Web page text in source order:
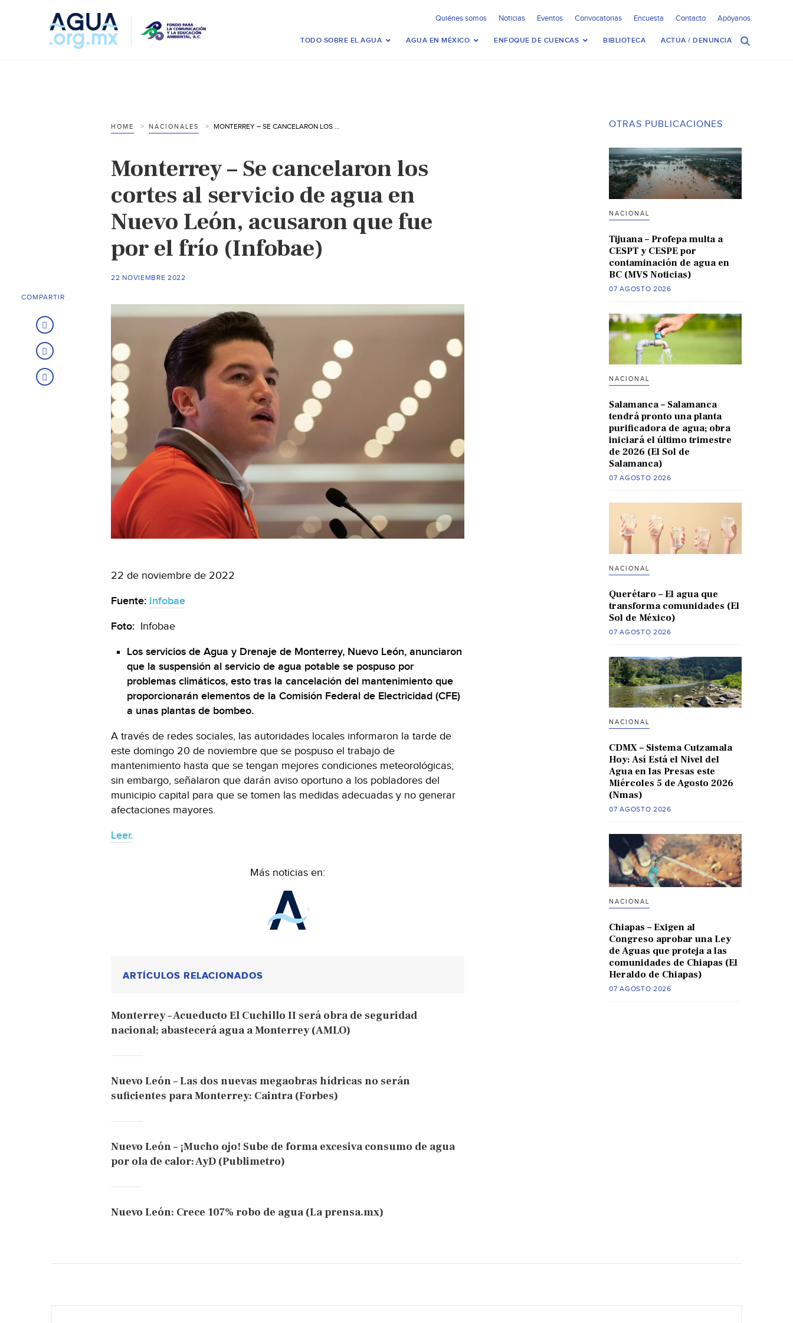
Quiénes somos Noticias Eventos Convocatorias Encuesta Contacto Apóyanos
TODO SOBRE EL AGUA AGUA EN MÉXICO ENFOQUE DE CUENCAS BIBLIOTECA ACTÚA / DENUNCIA
HOME NACIONALES MONTERREY – SE CANCELARON LOS CORTES AL SERVICIO DE AGUA EN NUEVO LEÓN, ACUSARON QUE FUE POR EL FRÍO (INFOBAE)
Monterrey – Se cancelaron los
cortes al servicio de agua en
Nuevo León, acusaron que fue
por el frío (Infobae)
22 NOVIEMBRE 2022
22 de noviembre de 2022
Fuente: Infobae
Foto: Infobae
Los servicios de Agua y Drenaje de Monterrey, Nuevo León, anunciaron
que la suspensión al servicio de agua potable se pospuso por
problemas climáticos, esto tras la cancelación del mantenimiento que
proporcionarán elementos de la Comisión Federal de Electricidad (CFE)
a unas plantas de bombeo.
A través de redes sociales, las autoridades locales informaron la tarde de
este domingo 20 de noviembre que se pospuso el trabajo de
mantenimiento hasta que se tengan mejores condiciones meteorológicas;
sin embargo, señalaron que darán aviso oportuno a los pobladores del
municipio capital para que se tomen las medidas adecuadas y no generar
afectaciones mayores.
Leer.
Más noticias en:
ARTÍCULOS RELACIONADOS
Monterrey – Acueducto El Cuchillo II será obra de seguridad
nacional; abastecerá agua a Monterrey (AMLO)
Nuevo León – Las dos nuevas megaobras hídricas no serán
suficientes para Monterrey: Caintra (Forbes)
Nuevo León – ¡Mucho ojo! Sube de forma excesiva consumo de agua
por ola de calor: AyD (Publimetro)
Nuevo León: Crece 107% robo de agua (La prensa.mx)
COMPARTIR
OTRAS PUBLICACIONES
NACIONAL
Tijuana – Profepa multa a
CESPT y CESPE por
contaminación de agua en
BC (MVS Noticias)
07 AGOSTO 2026
NACIONAL
Salamanca – Salamanca
tendrá pronto una planta
purificadora de agua; obra
iniciará el último trimestre
de 2026 (El Sol de
Salamanca)
07 AGOSTO 2026
NACIONAL
Querétaro – El agua que
transforma comunidades (El
Sol de México)
07 AGOSTO 2026
NACIONAL
CDMX – Sistema Cutzamala
Hoy: Así Está el Nivel del
Agua en las Presas este
Miércoles 5 de Agosto 2026
(Nmas)
07 AGOSTO 2026
NACIONAL
Chiapas – Exigen al
Congreso aprobar una Ley
de Aguas que proteja a las
comunidades de Chiapas (El
Heraldo de Chiapas)
07 AGOSTO 2026